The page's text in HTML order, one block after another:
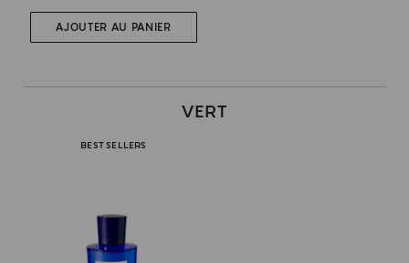
AJOUTER AU PANIER
VERT
BEST SELLERS